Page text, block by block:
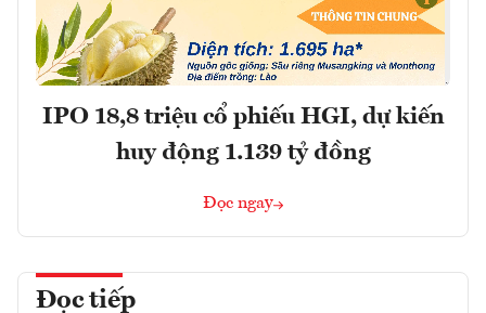
IPO 18,8 triệu cổ phiếu HGI, dự kiến
huy động 1.139 tỷ đồng
Đọc ngay
Đọc tiếp